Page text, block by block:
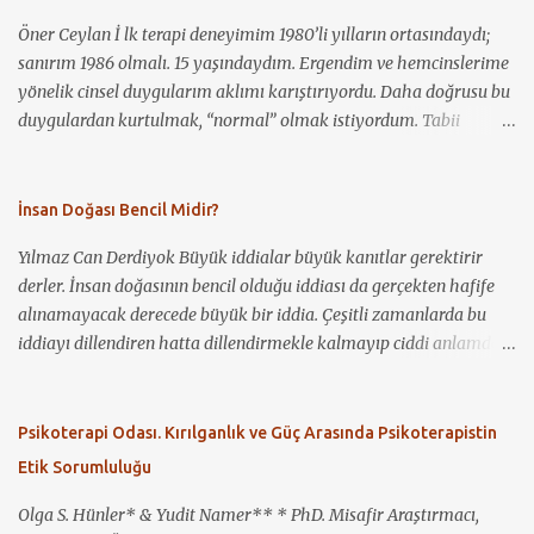
Öner Ceylan İ lk terapi deneyimim 1980’li yılların ortasındaydı;
sanırım 1986 olmalı. 15 yaşındaydım. Ergendim ve hemcinslerime
yönelik cinsel duygularım aklımı karıştırıyordu. Daha doğrusu bu
duygulardan kurtulmak, “normal” olmak istiyordum. Tabii
oynuyordu. Bunun üzerine annem, o dönem kendisinin de
gitmemi önerdi, fakat ben kabul etmedim. “Ben deli değilim”
dedim. Daha sonra durum iyice çıkışsız gözükmüş olacak ki kabul
ettim ve önce özel bir klinikte, daha sonra zaman zaman
Cerrahpaşa Hastanesi’nde, sonrasında da muayenehanesinde,
terapistin ve uzmanın olduğu gibi, eşcinsellik konusunda
önyargıları vardı. Bunu da şuradan çıkarıyorum; hiçbir zaman
İnsan Doğası Bencil Midir?
Yılmaz Can Derdiyok Büyük iddialar büyük kanıtlar gerektirir
derler. İnsan doğasının bencil olduğu iddiası da gerçekten hafife
alınamayacak derecede büyük bir iddia. Çeşitli zamanlarda bu
iddiayı dillendiren hatta dillendirmekle kalmayıp ciddi anlamda
bencillikten kaynaklandığını ileri sürüyor: Sözgelimi; savaşlar,
yıkımlar, felaketler, taciz ve tecavüzler, eşitsizlikler sözde insan
yaşıyoruz. Yakın tarihimize baktığımızda savaşları, yıkımları,
Psikoterapi Odası. Kırılganlık ve Güç Arasında Psikoterapistin
Etik Sorumluluğu
Olga S. Hünler* & Yudit Namer** * PhD. Misafir Araştırmacı,